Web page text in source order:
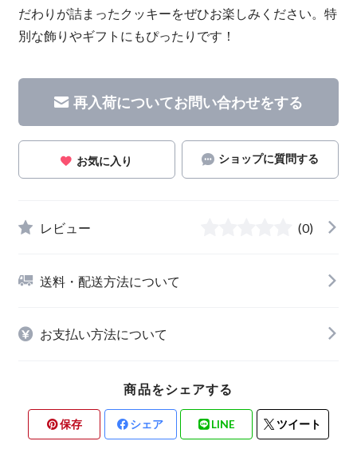
だわりが詰まったクッキーをぜひお楽しみください。特
別な飾りやギフトにもぴったりです！
再入荷についてお問い合わせをする
お気に入り ショップに質問する
レビュー (0)
送料・配送方法について
お支払い方法について
商品をシェアする
保存 シェア LINE ツイート